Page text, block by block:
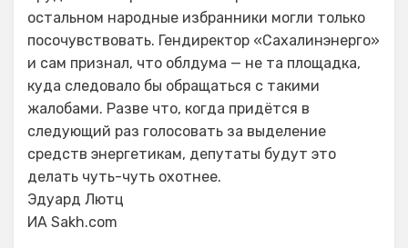
остальном народные избранники могли только
посочувствовать. Гендиректор «Сахалинэнерго»
и сам признал, что облдума — не та площадка,
куда следовало бы обращаться с такими
жалобами. Разве что, когда придётся в
следующий раз голосовать за выделение
средств энергетикам, депутаты будут это
делать чуть-чуть охотнее.
Эдуард Лютц
ИА Sakh.com